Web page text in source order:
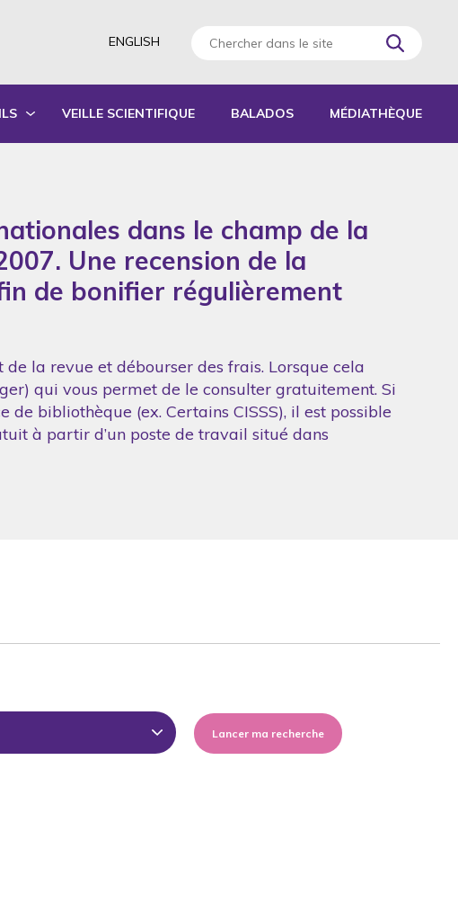
ENGLISH
ANNUELS D’ACTIVITÉS
VEILLE SCIENTIFIQUE BALADOS MÉDIATHÈQUE
dans le champ de la
Une recension de la
de bonifier régulièrement
la revue et débourser des frais. Lorsque cela
qui vous permet de le consulter gratuitement. Si
bibliothèque (ex. Certains CISSS), il est possible
à partir d’un poste de travail situé dans
Lancer ma recherche